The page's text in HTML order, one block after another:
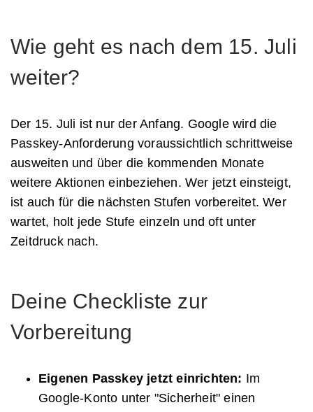
Wie geht es nach dem 15. Juli
weiter?
Der 15. Juli ist nur der Anfang. Google wird die
Passkey-Anforderung voraussichtlich schrittweise
ausweiten und über die kommenden Monate
weitere Aktionen einbeziehen. Wer jetzt einsteigt,
ist auch für die nächsten Stufen vorbereitet. Wer
wartet, holt jede Stufe einzeln und oft unter
Zeitdruck nach.
Deine Checkliste zur
Vorbereitung
Eigenen Passkey jetzt einrichten: Im
Google-Konto unter "Sicherheit" einen